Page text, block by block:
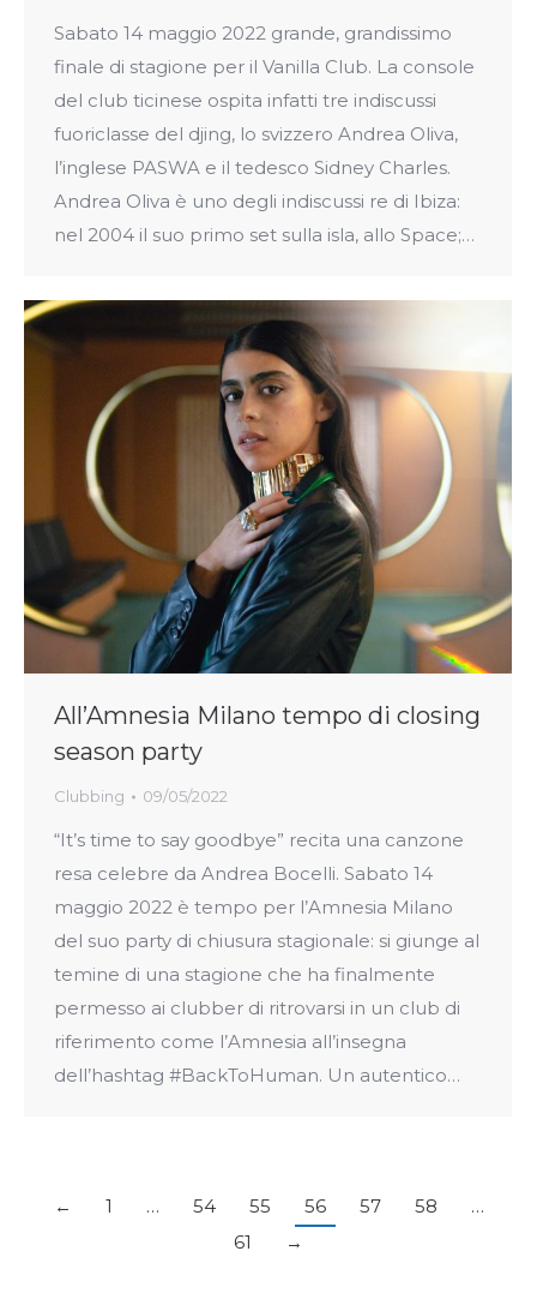
Sabato 14 maggio 2022 grande, grandissimo
finale di stagione per il Vanilla Club. La console
del club ticinese ospita infatti tre indiscussi
fuoriclasse del djing, lo svizzero Andrea Oliva,
l’inglese PASWA e il tedesco Sidney Charles.
Andrea Oliva è uno degli indiscussi re di Ibiza:
nel 2004 il suo primo set sulla isla, allo Space;…
All’Amnesia Milano tempo di closing
season party
Clubbing 09/05/2022
“It’s time to say goodbye” recita una canzone
resa celebre da Andrea Bocelli. Sabato 14
maggio 2022 è tempo per l’Amnesia Milano
del suo party di chiusura stagionale: si giunge al
temine di una stagione che ha finalmente
permesso ai clubber di ritrovarsi in un club di
riferimento come l’Amnesia all’insegna
dell’hashtag #BackToHuman. Un autentico…
← 1 … 54 55 56 57 58
…
61
→